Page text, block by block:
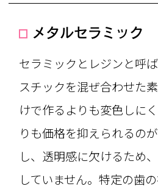
メタルセラミック
セラミックとレジンと呼
スチックを混ぜ合わせた
けで作るよりも変色しに
りも価格を抑えられるの
し、透明感に欠けるため
していません。特定の歯